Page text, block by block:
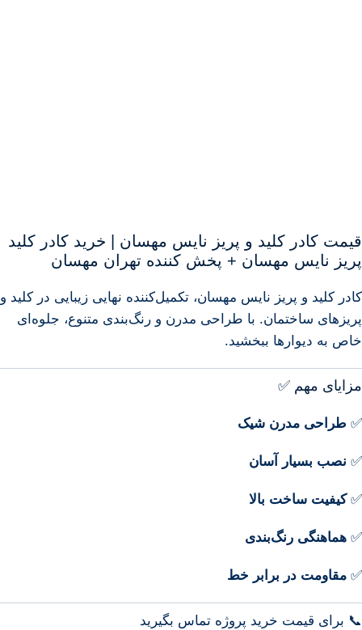
قیمت کادر کلید و پریز نایس مهسان | خرید کادر کلید
پریز نایس مهسان + پخش کننده تهران مهسان
کادر کلید و پریز نایس مهسان، تکمیل‌کننده نهایی زیبایی در کلید و
پریزهای ساختمان. با طراحی مدرن و رنگ‌بندی متنوع، جلوه‌ای
خاص به دیوارها ببخشید.
مزایای مهم ✅
✅ طراحی مدرن شیک
✅ نصب بسیار آسان
✅کیفیت ساخت بالا
✅ هماهنگی رنگ‌بندی
✅ مقاومت در برابر خط
📞 برای قیمت خرید پروژه تماس بگیرید